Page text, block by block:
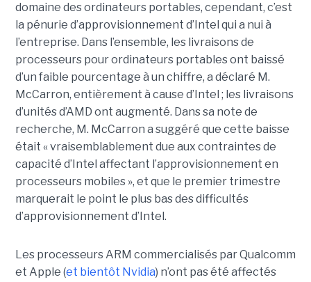
domaine des ordinateurs portables, cependant, c’est
la pénurie d’approvisionnement d’Intel qui a nui à
l’entreprise. Dans l’ensemble, les livraisons de
processeurs pour ordinateurs portables ont baissé
d’un faible pourcentage à un chiffre, a déclaré M.
McCarron, entièrement à cause d’Intel ; les livraisons
d’unités d’AMD ont augmenté. Dans sa note de
recherche, M. McCarron a suggéré que cette baisse
était « vraisemblablement due aux contraintes de
capacité d’Intel affectant l’approvisionnement en
processeurs mobiles », et que le premier trimestre
marquerait le point le plus bas des difficultés
d’approvisionnement d’Intel.
Les processeurs ARM commercialisés par Qualcomm
et Apple (et bientôt Nvidia) n’ont pas été affectés